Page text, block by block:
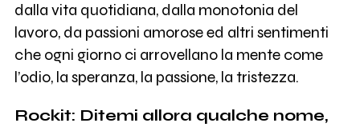
dalla vita quotidiana, dalla monotonia del
lavoro, da passioni amorose ed altri sentimenti
che ogni giorno ci arrovellano la mente come
l’odio, la speranza, la passione, la tristezza.
Rockit: Ditemi allora qualche nome,